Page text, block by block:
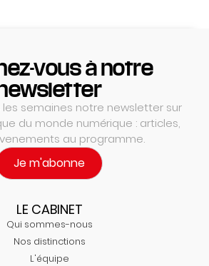
vous à notre
semaines notre newsletter sur
du monde numérique : articles,
au programme.
Je m'abonne
LE CABINET
Qui sommes-nous
Nos distinctions
L'équipe